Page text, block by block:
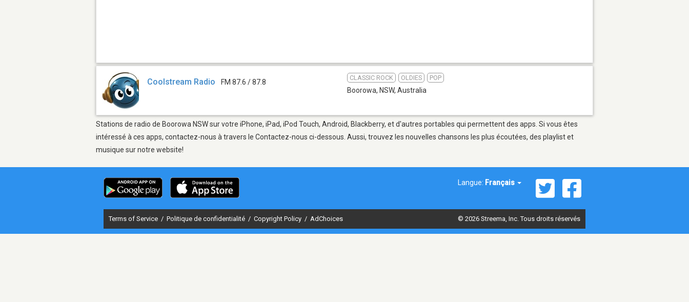
Coolstream Radio FM 87.6 / 87.8
CLASSIC ROCK OLDIES POP
Boorowa, NSW, Australia
Stations de radio de Boorowa NSW sur votre iPhone, iPad, iPod Touch, Android, Blackberry, et d'autres portables qui permettent des apps. Si vous êtes
intéressé à ces apps, contactez-nous à travers le Contactez-nous ci-dessous. Aussi, trouvez les nouvelles chansons les plus écoutées, des playlist et
musique sur notre website!
Langue: Français
Terms of Service / Politique de confidentialité / Copyright Policy / AdChoices © 2026 Streema, Inc. Tous droits réservés